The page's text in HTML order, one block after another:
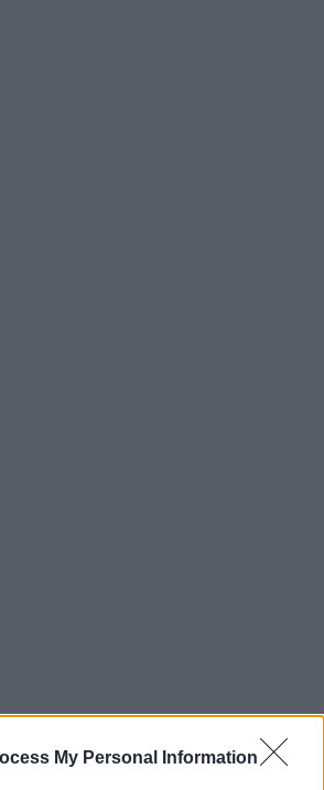
My Personal Information